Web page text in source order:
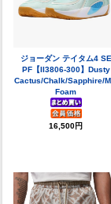
ジョーダン テイタム4 SE
PF【II3806-300】Dusty
Cactus/Chalk/Sapphire/
Foam
16,500円